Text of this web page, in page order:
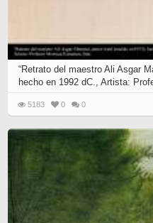
“Retrato del maestro Ali Asgar
hecho en 1992 dC., Artista:
5183 0 0